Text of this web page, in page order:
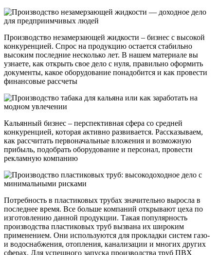
Производство незамерзающей жидкости – бизнес с высокой
конкуренцией. Спрос на продукцию остается стабильно
высоким последние несколько лет. В нашем материале вы
узнаете, как открыть свое дело с нуля, правильно оформить
документы, какое оборудование понадобится и как провести
финансовые рассчеты
Кальянный бизнес – перспективная сфера со средней
конкуренцией, которая активно развивается. Рассказываем,
как рассчитать первоначальные вложения и возможную
прибыль, подобрать оборудование и персонал, провести
рекламную компанию
Потребность в пластиковых трубах значительно выросла в
последнее время. Все больше компаний открывают цеха по
изготовлению данной продукции. Такая популярность
производства пластиковых труб вызвана их широким
применением. Они используются для прокладки систем газо-
и водоснабжения, отопления, канализации и многих других
сферах. Для успешного запуска производства труб ПВХ